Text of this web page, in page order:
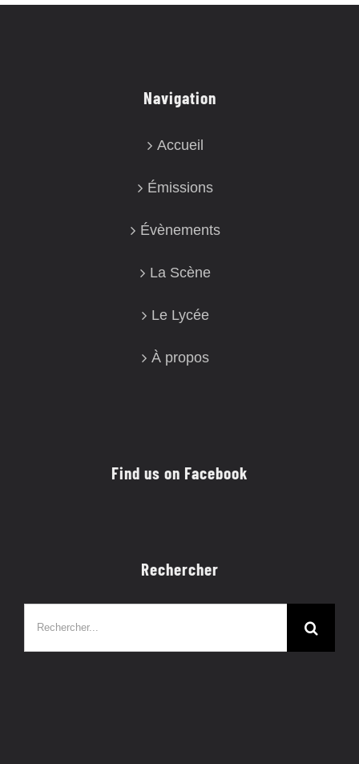
Navigation
Accueil
Émissions
Évènements
La Scène
Le Lycée
À propos
Find us on Facebook
Rechercher